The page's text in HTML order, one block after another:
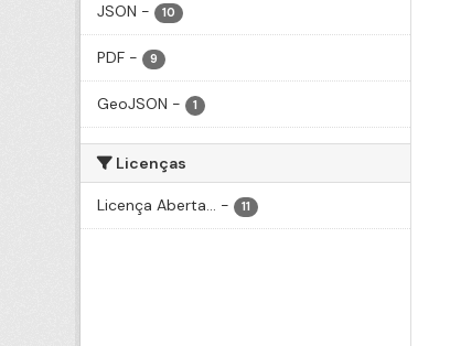
JSON - 10
PDF - 9
GeoJSON - 1
Licenças
Licença Aberta... - 11